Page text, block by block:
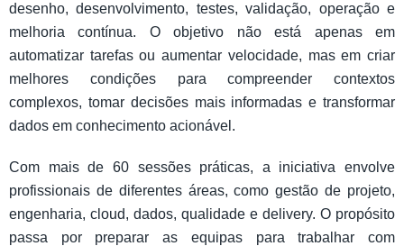
desenho, desenvolvimento, testes, validação, operação e
melhoria contínua. O objetivo não está apenas em
automatizar tarefas ou aumentar velocidade, mas em criar
melhores condições para compreender contextos
complexos, tomar decisões mais informadas e transformar
dados em conhecimento acionável.
Com mais de 60 sessões práticas, a iniciativa envolve
profissionais de diferentes áreas, como gestão de projeto,
engenharia, cloud, dados, qualidade e delivery. O propósito
passa por preparar as equipas para trabalhar com